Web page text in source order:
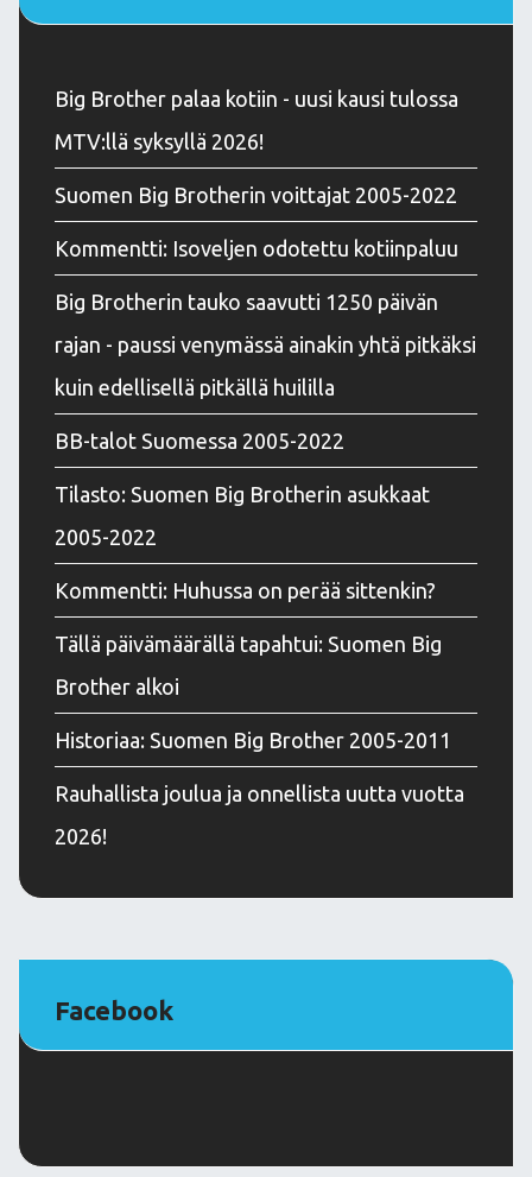
Big Brother palaa kotiin - uusi kausi tulossa
MTV:llä syksyllä 2026!
Suomen Big Brotherin voittajat 2005-2022
Kommentti: Isoveljen odotettu kotiinpaluu
Big Brotherin tauko saavutti 1250 päivän
rajan - paussi venymässä ainakin yhtä pitkäksi
kuin edellisellä pitkällä huililla
BB-talot Suomessa 2005-2022
Tilasto: Suomen Big Brotherin asukkaat
2005-2022
Kommentti: Huhussa on perää sittenkin?
Tällä päivämäärällä tapahtui: Suomen Big
Brother alkoi
Historiaa: Suomen Big Brother 2005-2011
Rauhallista joulua ja onnellista uutta vuotta
2026!
Facebook